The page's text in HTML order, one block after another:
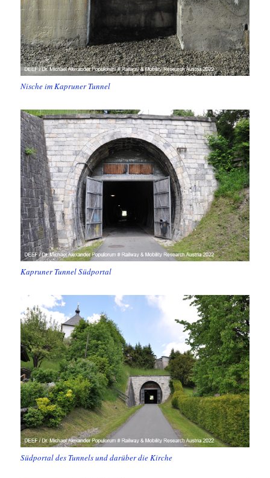
Nische im Kapruner Tunnel
Kapruner Tunnel Südportal
Südportal des Tunnels und darüber die Kirche